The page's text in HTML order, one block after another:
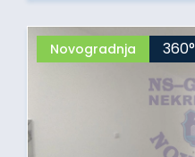
Novogradnja 360°